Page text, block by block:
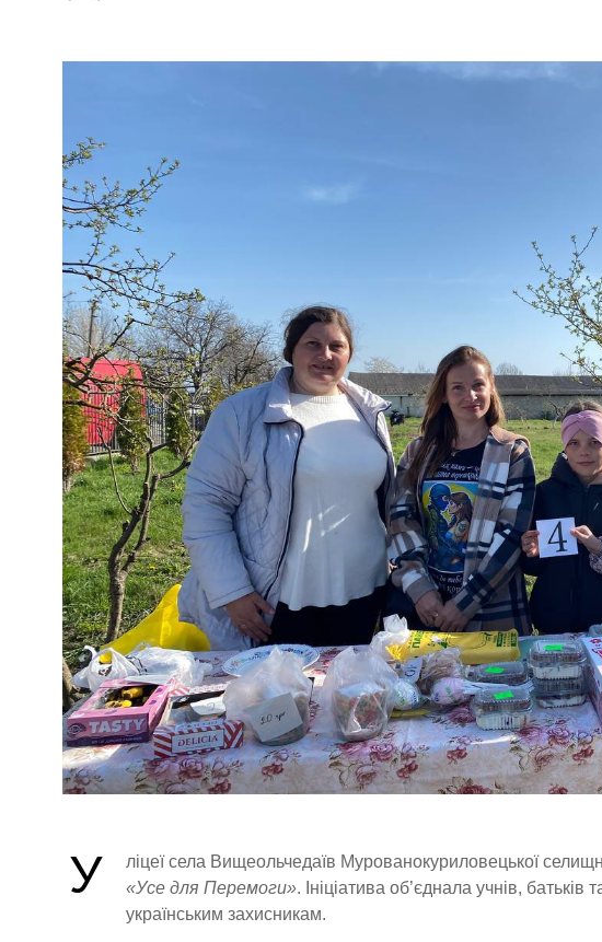
У
ліцеї села Вищеольчедаїв Мурованокуриловецької
«Усе для Перемоги». Ініціатива об’єднала учнів,
українським захисникам.